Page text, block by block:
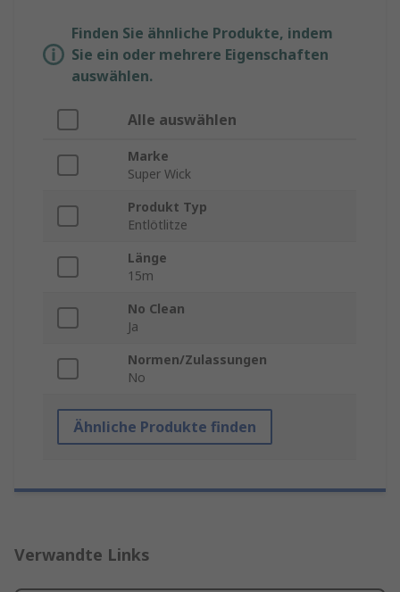
Finden Sie ähnliche Produkte, indem
Sie ein oder mehrere Eigenschaften
auswählen.
Alle auswählen
Marke
Super Wick
Produkt Typ
Entlötlitze
Länge
15m
No Clean
Ja
Normen/Zulassungen
No
Ähnliche Produkte finden
Verwandte Links